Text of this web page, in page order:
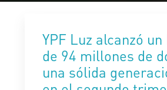
YPF Luz alcanzó un
de 94 millones de
una sólida